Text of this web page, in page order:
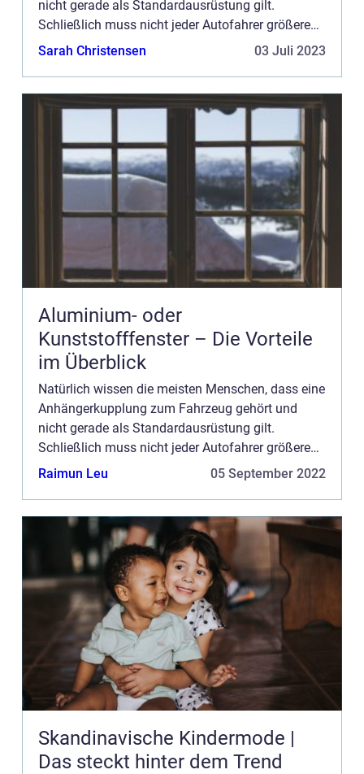
nicht gerade als Standardausrüstung gilt.
Schließlich muss nicht jeder Autofahrer größere
Lasten transportieren. Wer allerdings einen
Sarah Christensen 03 Juli 2023
Aluminium- oder
Kunststofffenster – Die Vorteile
im Überblick
Natürlich wissen die meisten Menschen, dass eine
Anhängerkupplung zum Fahrzeug gehört und
nicht gerade als Standardausrüstung gilt.
Schließlich muss nicht jeder Autofahrer größere
Lasten transportieren. Wer allerdings einen
Raimun Leu 05 September 2022
Skandinavische Kindermode |
Das steckt hinter dem Trend